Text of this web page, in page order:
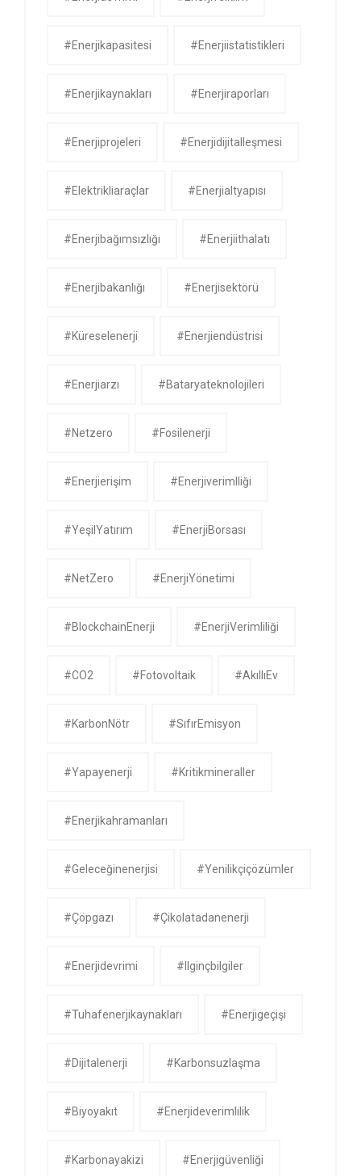
#enerjikapasitesi #enerjiistatistikleri
#enerjikaynakları #enerjiraporları
#enerjiprojeleri #enerjidijitalleşmesi
#elektrikliaraçlar #enerjialtyapısı
#enerjibağımsızlığı #enerjiithalatı
#enerjibakanlığı #enerjisektörü
#küreselenerji #enerjiendüstrisi
#enerjiarzı #bataryateknolojileri
#netzero #fosilenerji
#enerjierişim #enerjiverimlliği
#YeşilYatırım #EnerjiBorsası
#NetZero #EnerjiYönetimi
#BlockchainEnerji #EnerjiVerimliliği
#CO2 #Fotovoltaik #AkıllıEv
#KarbonNötr #SıfırEmisyon
#yapayenerji #kritikmineraller
#enerjikahramanları
#geleceğinenerjisi #yenilikçiçözümler
#çöpgazı #çikolatadanenerji
#enerjidevrimi #ilginçbilgiler
#tuhafenerjikaynakları #enerjigeçişi
#dijitalenerji #karbonsuzlaşma
#biyoyakıt #enerjideverimlilik
#karbonayakizi #enerjigüvenliği